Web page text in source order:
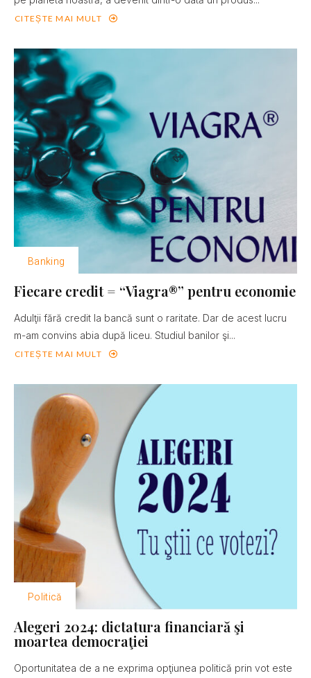
CITEȘTE MAI MULT
Banking
Fiecare credit = “Viagra®” pentru economie
Adulţii fără credit la bancă sunt o raritate. Dar de acest lucru
m-am convins abia după liceu. Studiul banilor şi...
CITEȘTE MAI MULT
Politică
Alegeri 2024: dictatura financiară şi
moartea democraţiei
Oportunitatea de a ne exprima opţiunea politică prin vot este